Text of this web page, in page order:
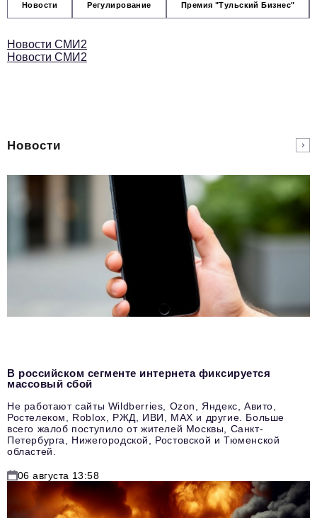
Новости Регулирование Премия "Тульский Бизнес"
Новости СМИ2
Новости СМИ2
Новости
В российском сегменте интернета фиксируется
массовый сбой
Не работают сайты Wildberries, Ozon, Яндекс, Авито,
Ростелеком, Roblox, РЖД, ИВИ, MAX и другие. Больше
всего жалоб поступило от жителей Москвы, Санкт-
Петербурга, Нижегородской, Ростовской и Тюменской
областей.
06 августа 13:58